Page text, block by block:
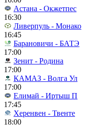
Астана - Окжетпес
16:30
Ливерпуль - Монако
16:45
Барановичи - БАТЭ
17:00
Зенит - Родина
17:00
КАМАЗ - Волга Ул
17:00
Елимай - Иртыш П
17:45
Херенвен - Твенте
18:00